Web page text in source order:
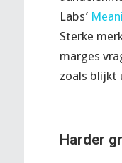
Labs’
Sterke
marges
zoals blijkt
Harder